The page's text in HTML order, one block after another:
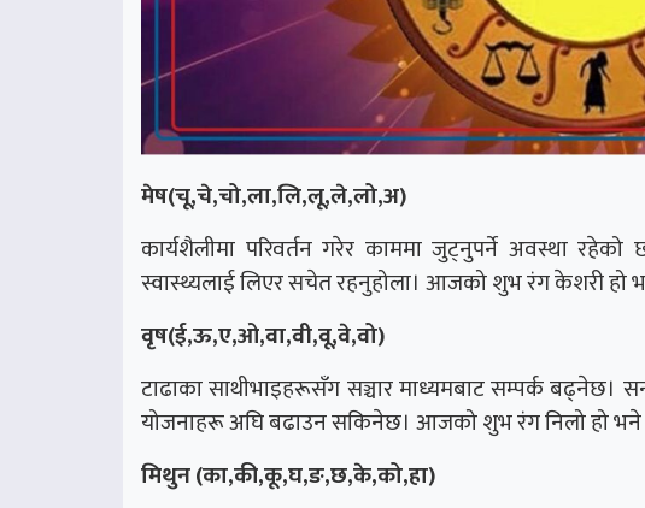
मेष(चू,चे,चो,ला,लि,लू,ले,लो,अ)
कार्यशैलीमा परिवर्तन गरेर काममा जुट्नुपर्ने अवस्था
स्वास्थ्यलाई लिएर सचेत रहनुहोला। आजको शुभ रंग केशरी
वृष(ई,ऊ,ए,ओ,वा,वी,वू,वे,वो)
टाढाका साथीभाइहरूसँग सञ्चार माध्यमबाट सम्पर्क बढ्नेछ।
योजनाहरू अघि बढाउन सकिनेछ। आजको शुभ रंग निलो हो
मिथुन (का,की,कू,घ,ङ,छ,के,को,हा)